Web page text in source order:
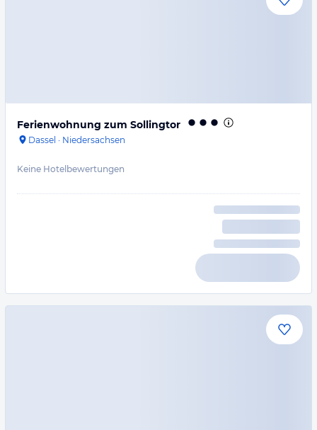
Ferienwohnung zum Sollingtor
Dassel · Niedersachsen
Keine Hotelbewertungen